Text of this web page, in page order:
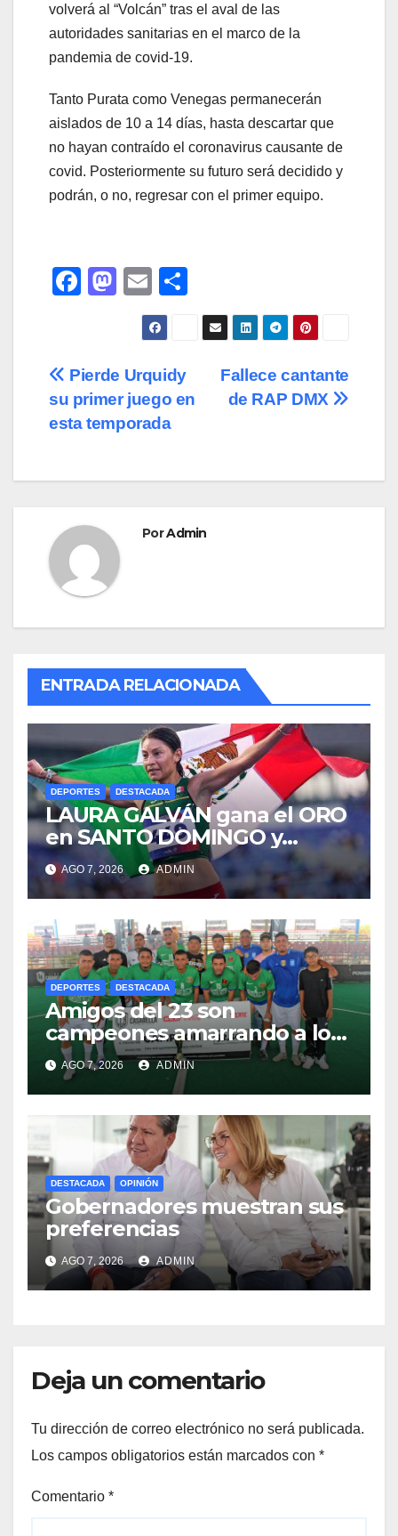
volverá al “Volcán” tras el aval de las
autoridades sanitarias en el marco de la
pandemia de covid-19.
Tanto Purata como Venegas permanecerán
aislados de 10 a 14 días, hasta descartar que
no hayan contraído el coronavirus causante de
covid. Posteriormente su futuro será decidido y
podrán, o no, regresar con el primer equipo.
F
e
b
o
k
M
o
d
o
E
m
ail
o
m
ar
Navegación
de
Fallece cantante
de RAP DMX
Pierde Urquidy
su primer juego en
esta temporada
PorAdmin
ENTRADA RELACIONADA
DEPORTES DESTACADA
LAURA GALVÁN gana el ORO
en SANTO DOMINGO y
dedica Medalla a sus padres
fallecidos
AGO 7, 2026 ADMIN
DEPORTES DESTACADA
Amigos del 23 son
campeones amarrando a los
“Perros Bravos”
AGO 7, 2026 ADMIN
DESTACADA OPINIÓN
Gobernadores muestran sus
preferencias
AGO 7, 2026 ADMIN
Deja un comentario
Tu dirección de correo electrónico no será publicada.
Los campos obligatorios están marcados con *
Comentario *